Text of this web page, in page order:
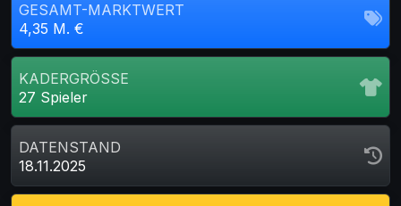
GESAMT-MARKTWERT
4,35 M. €
KADERGRÖSSE
27 Spieler
DATENSTAND
18.11.2025